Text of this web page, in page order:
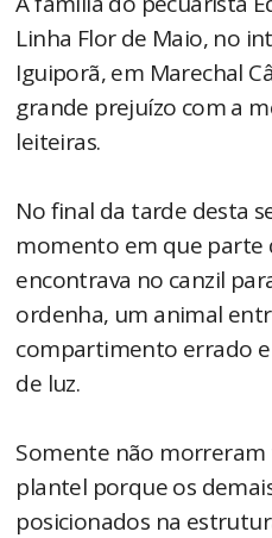
Linha Flor de Maio, no
Iguiporã, em Marechal
grande prejuízo com a
leiteiras.
No final da tarde desta
momento em que parte
encontrava no canzil
ordenha, um animal
compartimento errado
de luz.
Somente não
plantel porque os
posicionados na